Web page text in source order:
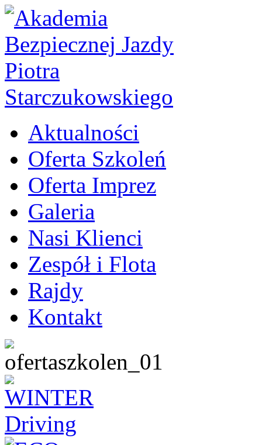
Aktualności
Oferta Szkoleń
Oferta Imprez
Galeria
Nasi Klienci
Zespół i Flota
Rajdy
Kontakt